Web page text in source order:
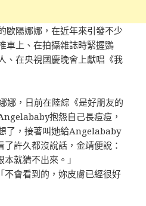
歐陽娜娜，在近年來引發不少
車上、在拍攝雜誌時緊握鸚
、在央視國慶晚會上獻唱《我
娜，日前在陸綜《是好朋友的
抱怨自己長痘痘，
了，接著叫她給Angelababy
許久都沒說話，金靖便說：
就猜不出來。」
會看到的，妳皮膚已經很好